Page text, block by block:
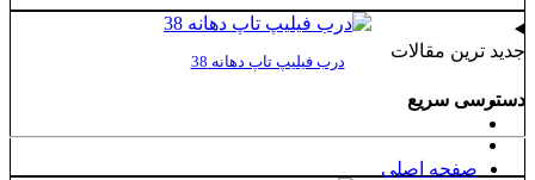
درب فیلیپ تاپ دهانه 38 جدید ترین مقالات
دسترسی سریع
صفحه اصلی